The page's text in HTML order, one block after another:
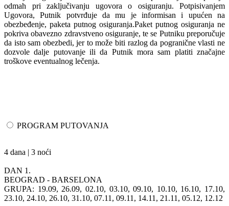
odmah pri zaključivanju ugovora o osiguranju. Potpisivanjem
Ugovora, Putnik potvrđuje da mu je informisan i upućen na
obezbeđenje, paketa putnog osiguranja.Paket putnog osiguranja ne
pokriva obavezno zdravstveno osiguranje, te se Putniku preporučuje
da isto sam obezbedi, jer to može biti razlog da pogranične vlasti ne
dozvole dalje putovanje ili da Putnik mora sam platiti značajne
troškove eventualnog lečenja.
PROGRAM PUTOVANJA
4 dana | 3 noći
DAN 1.
BEOGRAD - BARSELONA
GRUPA: 19.09, 26.09, 02.10, 03.10, 09.10, 10.10, 16.10, 17.10,
23.10, 24.10, 26.10, 31.10, 07.11, 09.11, 14.11, 21.11, 05.12, 12.12